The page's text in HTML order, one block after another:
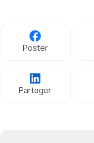
Poster
Partager